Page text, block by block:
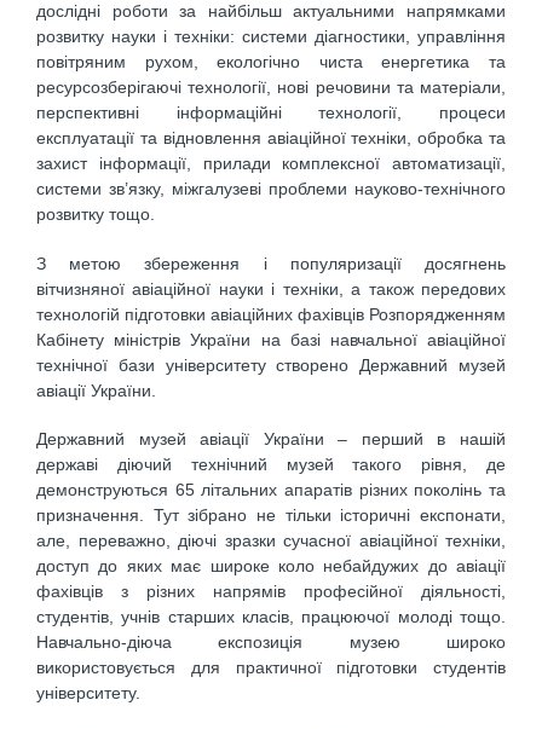
дослідні роботи за найбільш актуальними напрямками
розвитку науки і техніки: системи діагностики, управління
повітряним рухом, екологічно чиста енергетика та
ресурсозберігаючі технології, нові речовини та матеріали,
перспективні інформаційні технології, процеси
експлуатації та відновлення авіаційної техніки, обробка та
захист інформації, прилади комплексної автоматизації,
системи зв’язку, міжгалузеві проблеми науково-технічного
розвитку тощо.
З метою збереження і популяризації досягнень
вітчизняної авіаційної науки і техніки, а також передових
технологій підготовки авіаційних фахівців Розпорядженням
Кабінету міністрів України на базі навчальної авіаційної
технічної бази університету створено Державний музей
авіації України.
Державний музей авіації України – перший в нашій
державі діючий технічний музей такого рівня, де
демонструються 65 літальних апаратів різних поколінь та
призначення. Тут зібрано не тільки історичні експонати,
але, переважно, діючі зразки сучасної авіаційної техніки,
доступ до яких має широке коло небайдужих до авіації
фахівців з різних напрямів професійної діяльності,
студентів, учнів старших класів, працюючої молоді тощо.
Навчально-діюча експозиція музею широко
використовується для практичної підготовки студентів
університету.